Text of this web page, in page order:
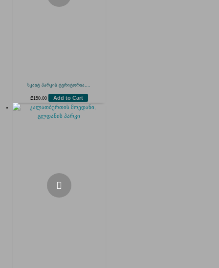
სკაიტ პარკის ტერიტორია,...
₾ 150.00 Add to Cart